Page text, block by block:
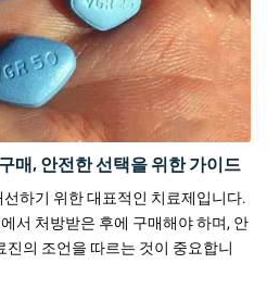
매, 안전한 선택을 위한 가이드
하기 위한 대표적인 치료제입니다.
서 처방받은 후에 구매해야 하며, 안
의 조언을 따르는 것이 중요합니